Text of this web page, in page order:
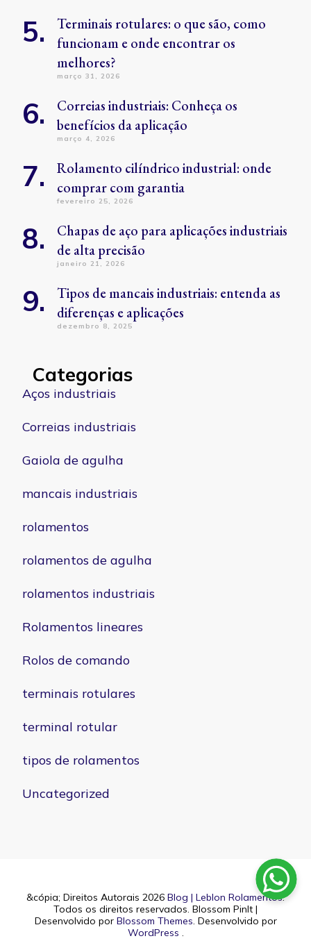
Terminais rotulares: o que são, como
funcionam e onde encontrar os
melhores?
março 31, 2026
Correias industriais: Conheça os
benefícios da aplicação
março 4, 2026
Rolamento cilíndrico industrial: onde
comprar com garantia
fevereiro 25, 2026
Chapas de aço para aplicações industriais
de alta precisão
janeiro 21, 2026
Tipos de mancais industriais: entenda as
diferenças e aplicações
dezembro 8, 2025
Categorias
Aços industriais
Correias industriais
Gaiola de agulha
mancais industriais
rolamentos
rolamentos de agulha
rolamentos industriais
Rolamentos lineares
Rolos de comando
terminais rotulares
terminal rotular
tipos de rolamentos
Uncategorized
&cópia; Direitos Autorais 2026 Blog | Leblon Rolamentos.
Todos os direitos reservados. Blossom PinIt |
Desenvolvido por Blossom Themes. Desenvolvido por
WordPress .